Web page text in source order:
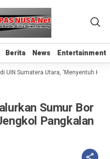
Berita News Entertainment
Berita News Entertainment
Sumatera Utara, ‘Menyentuh Hati
Sumur Bor
Pangkalan